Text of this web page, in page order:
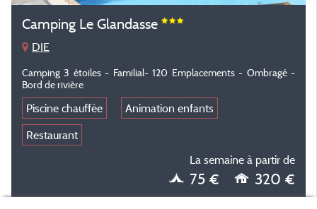
Camping Le Glandasse
DIE
Camping 3 étoiles - Familial- 120 Emplacements - Ombragé -
Bord de rivière
Piscine chauffée
Animation enfants
Restaurant
La semaine à partir de
75 € 320 €